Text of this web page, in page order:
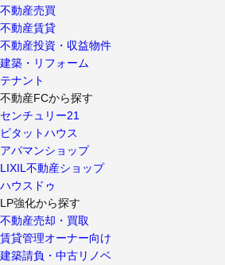
不動産売買
不動産賃貸
不動産投資・収益物件
建築・リフォーム
テナント
不動産FCから探す
センチュリー21
ピタットハウス
アパマンショップ
LIXIL不動産ショップ
ハウスドゥ
LP強化から探す
不動産売却・買取
賃貸管理オーナー向け
建築請負・中古リノベ